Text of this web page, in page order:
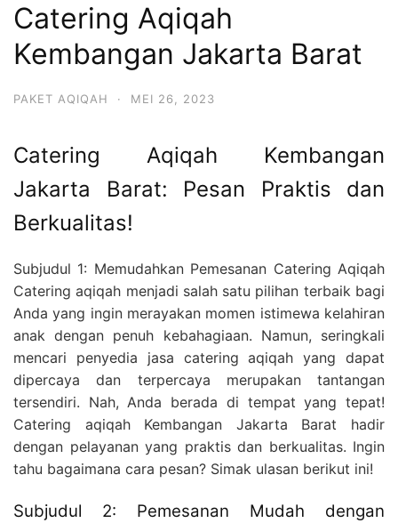
Catering Aqiqah
Kembangan Jakarta Barat
PAKET AQIQAH · MEI 26, 2023
Catering Aqiqah Kembangan
Jakarta Barat: Pesan Praktis dan
Berkualitas!
Subjudul 1: Memudahkan Pemesanan Catering Aqiqah
Catering aqiqah menjadi salah satu pilihan terbaik bagi
Anda yang ingin merayakan momen istimewa kelahiran
anak dengan penuh kebahagiaan. Namun, seringkali
mencari penyedia jasa catering aqiqah yang dapat
dipercaya dan terpercaya merupakan tantangan
tersendiri. Nah, Anda berada di tempat yang tepat!
Catering aqiqah Kembangan Jakarta Barat hadir
dengan pelayanan yang praktis dan berkualitas. Ingin
tahu bagaimana cara pesan? Simak ulasan berikut ini!
Subjudul 2: Pemesanan Mudah dengan